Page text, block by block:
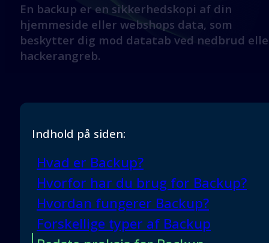
En backup er en sikkerhedskopi af din
hjemmeside eller webshops data, som
beskytter dig mod datatab ved nedbrud
hackerangreb.
Indhold på siden:
Hvad er Backup?
Hvorfor har du brug for Backup?
Hvordan fungerer Backup?
Forskellige typer af Backup